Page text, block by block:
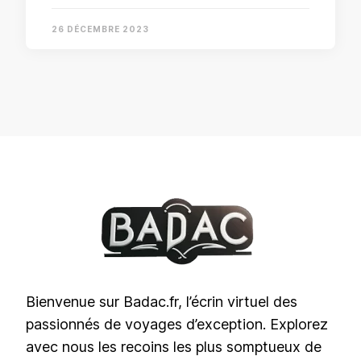
26 DÉCEMBRE 2023
Bienvenue sur Badac.fr, l’écrin virtuel des
passionnés de voyages d’exception. Explorez
avec nous les recoins les plus somptueux de